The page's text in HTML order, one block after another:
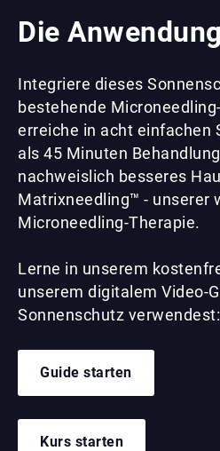
Die
Integriere dieses
bestehende
erreiche in acht einfachen
als 45 Minuten
nachweislich besseres
Matrixneedling™ - unserer
Microneedling-Therapie.
Lerne in unserem
unserem digitalem Video-
Sonnenschutz verwendest:
Guide starten
Kurs starten